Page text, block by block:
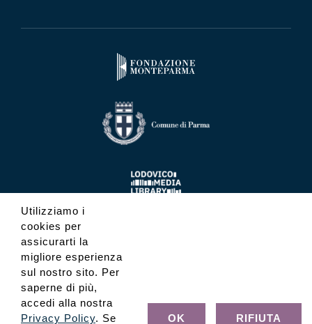
Utilizziamo i
cookies per
assicurarti la
migliore esperienza
sul nostro sito. Per
saperne di più,
accedi alla nostra
Privacy Policy. Se OK RIFIUTA